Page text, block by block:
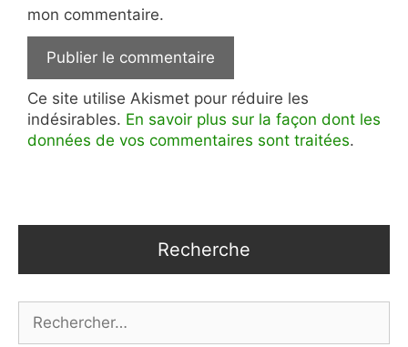
mon commentaire.
Ce site utilise Akismet pour réduire les
indésirables. En savoir plus sur la façon dont les
données de vos commentaires sont traitées.
Recherche